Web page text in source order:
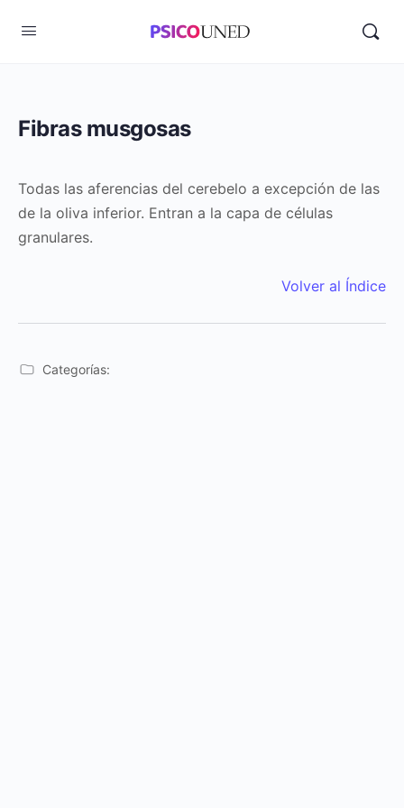
Fibras musgosas
Todas las aferencias del cerebelo a excepción de las
de la oliva inferior. Entran a la capa de células
granulares.
Volver al Índice
Categorías: